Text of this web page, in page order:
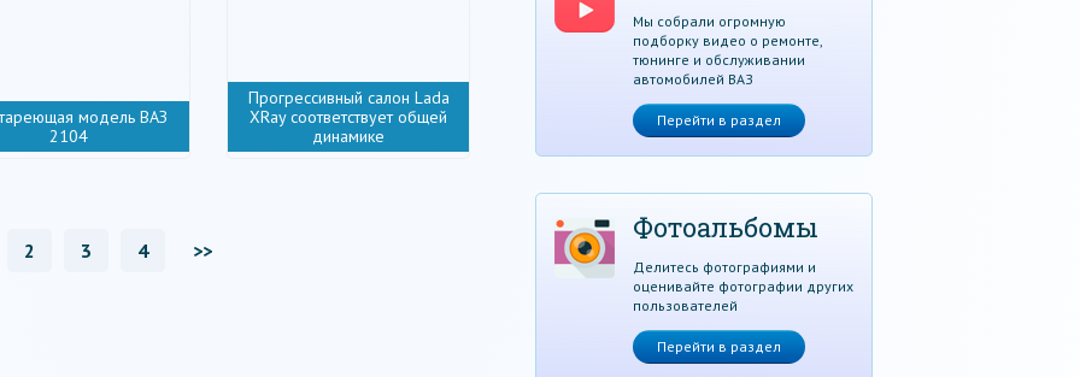
модель ВАЗ
2104
Прогрессивный салон Lada
XRay соответствует общей
динамике
2 3 4 >>
Мы собрали огромную
подборку видео о ремонте,
тюнинге и обслуживании
автомобилей ВАЗ
Перейти в раздел
Фотоальбомы
Делитесь фотографиями и
оценивайте фотографии других
пользователей
Перейти в раздел